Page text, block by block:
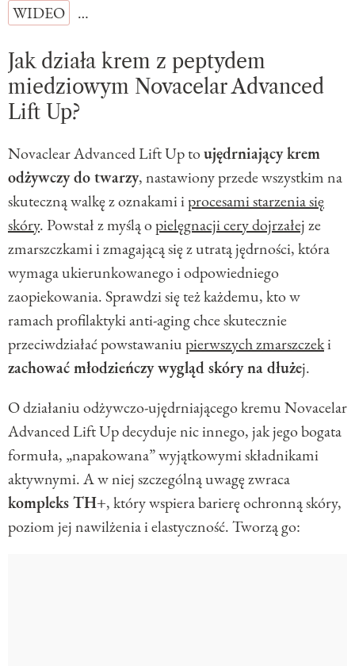
WIDEO …
Jak działa krem z peptydem
miedziowym Novacelar Advanced
Lift Up?
Novaclear Advanced Lift Up toujędrniający krem
odżywczy do twarzy, nastawiony przede wszystkim na
skuteczną walkę z oznakami iprocesami starzenia się
skóry. Powstał z myślą opielęgnacji cery dojrzałejze
zmarszczkami i zmagającą się z utratą jędrności, która
wymaga ukierunkowanego i odpowiedniego
zaopiekowania. Sprawdzi się też każdemu, kto w
ramach profilaktyki anti-aging chce skutecznie
przeciwdziałać powstawaniupierwszych zmarszczeki
zachować młodzieńczy wygląd skóry na dłużej.
O działaniu odżywczo-ujędrniającego kremu Novacelar
Advanced Lift Up decyduje nic innego, jak jego bogata
formuła, „napakowana” wyjątkowymi składnikami
aktywnymi. A w niej szczególną uwagę zwraca
kompleks TH+, który wspiera barierę ochronną skóry,
poziom jej nawilżenia i elastyczność. Tworzą go: